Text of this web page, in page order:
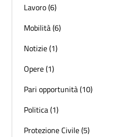
Lavoro (6)
Mobilità (6)
Notizie (1)
Opere (1)
Pari opportunità (10)
Politica (1)
Protezione Civile (5)